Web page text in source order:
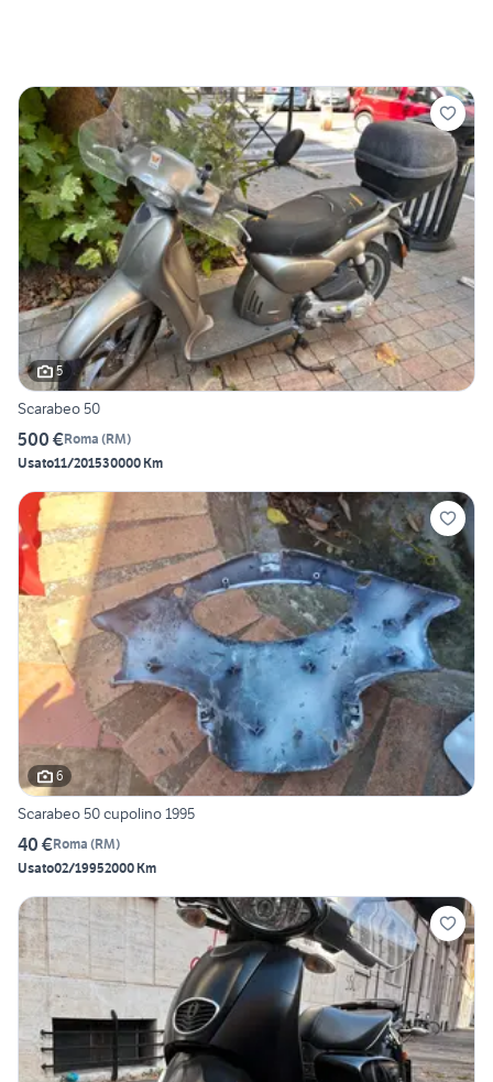
5
Scarabeo 50
500 €Roma (RM)
Usato11/201530000 Km
6
Scarabeo 50 cupolino 1995
40 €Roma (RM)
Usato02/19952000 Km